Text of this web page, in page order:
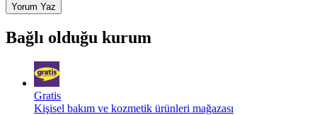
Yorum Yaz
Bağlı olduğu kurum
Gratis
Kişisel bakım ve kozmetik ürünleri mağazası